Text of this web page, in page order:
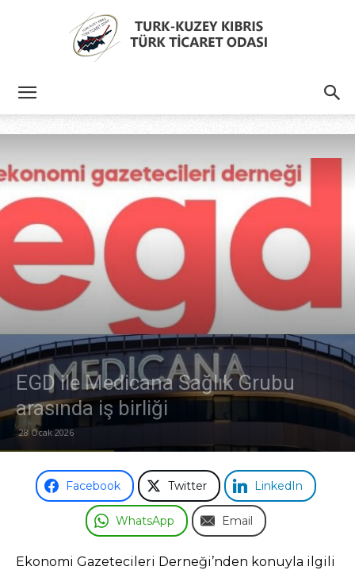
Kıbrıs
Türk
Ticaret
Odası
EGD ile Medicana Sağlık Grubu
arasında iş birliği
28 Ocak 2026
Facebook Twitter LinkedIn
WhatsApp Email
Ekonomi Gazetecileri Derneği’nden konuyla ilgili